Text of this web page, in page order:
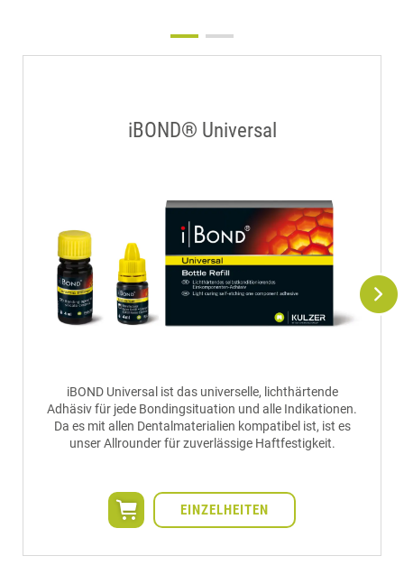
iBOND® Universal
iBOND Universal ist das universelle, lichthärtende
Adhäsiv für jede Bondingsituation und alle Indikationen.
Da es mit allen Dentalmaterialien kompatibel ist, ist es
unser Allrounder für zuverlässige Haftfestigkeit.
EINZELHEITEN